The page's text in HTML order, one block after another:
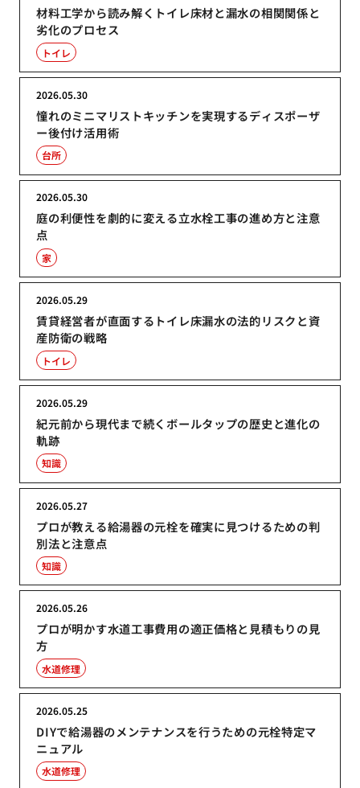
材料工学から読み解くトイレ床材と漏水の相関関係と
劣化のプロセス
トイレ
憧れのミニマリストキッチンを実現するディスポーザ
ー後付け活用術
2026.05.30
台所
庭の利便性を劇的に変える立水栓工事の進め方と注意
点
2026.05.30
家
賃貸経営者が直面するトイレ床漏水の法的リスクと資
産防衛の戦略
2026.05.29
トイレ
紀元前から現代まで続くボールタップの歴史と進化の
軌跡
2026.05.29
知識
プロが教える給湯器の元栓を確実に見つけるための判
別法と注意点
2026.05.27
知識
プロが明かす水道工事費用の適正価格と見積もりの見
方
2026.05.26
水道修理
DIYで給湯器のメンテナンスを行うための元栓特定マ
ニュアル
2026.05.25
水道修理